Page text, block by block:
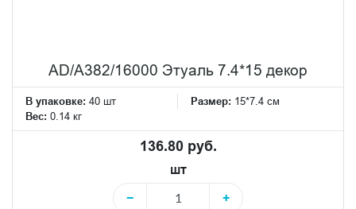
AD/A382/16000 Этуаль 7.4*15 декор
В упаковке: 40 шт Размер: 15*7.4 см
Вес: 0.14 кг
136.80 руб.
шт
−
+